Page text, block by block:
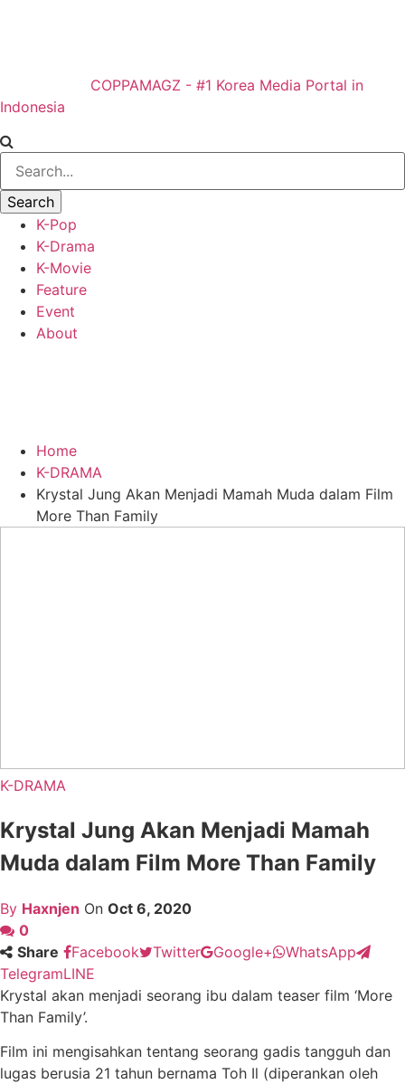
COPPAMAGZ - #1 Korea Media Portal in
Indonesia
K-Pop
K-Drama
K-Movie
Feature
Event
About
Home
K-DRAMA
Krystal Jung Akan Menjadi Mamah Muda dalam Film
More Than Family
K-DRAMA
Krystal Jung Akan Menjadi Mamah
Muda dalam Film More Than Family
By Haxnjen On Oct 6, 2020
0
Share
Facebook Twitter Google+
WhatsApp
TelegramLINE
Krystal akan menjadi seorang ibu dalam teaser film ‘More
Than Family’.
Film ini mengisahkan tentang seorang gadis tangguh dan
lugas berusia 21 tahun bernama Toh Il (diperankan oleh